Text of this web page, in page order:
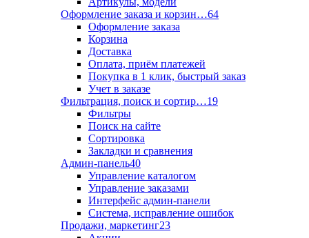
Оформление заказа и корзин…64
Оформление заказа
Корзина
Доставка
Оплата, приём платежей
Покупка в 1 клик, быстрый заказ
Учет в заказе
Фильтрация, поиск и сортир…19
Фильтры
Поиск на сайте
Сортировка
Закладки и сравнения
Админ-панель40
Управление каталогом
Управление заказами
Интерфейс админ-панели
Система, исправление ошибок
Продажи, маркетинг23